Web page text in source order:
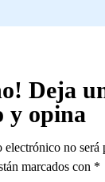
Deja
y opina
no será
marcados con *